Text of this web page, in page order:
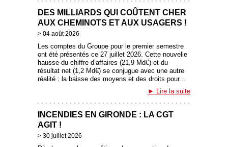
DES MILLIARDS QUI COÛTENT CHER
AUX CHEMINOTS ET AUX USAGERS !
04 août 2026
Les comptes du Groupe pour le premier semestre
ont été présentés ce 27 juillet 2026. Cette nouvelle
hausse du chiffre d’affaires (21,9 Md€) et du
résultat net (1,2 Md€) se conjugue avec une autre
réalité : la baisse des moyens et des droits pour...
Lire la suite
INCENDIES EN GIRONDE : LA CGT
AGIT !
30 juillet 2026